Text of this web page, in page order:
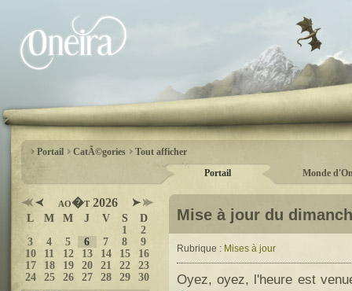
Portail CatÃ©gories
Tout afficher
Portail
Monde
ao�t 2026
L M M J V S
D
1
2
3
4 5 6 7 8
9
10
11 12 13 14 15
16
17
18 19 20 21 22
23
24
25 26 27 28 29 30
Mise à jour du
Rubrique : Mises à jour
Oyez, oyez, l'heure est